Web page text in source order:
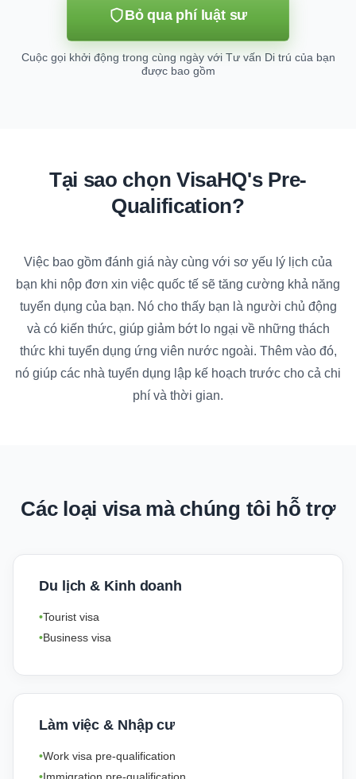
Bỏ qua phí luật sư
Cuộc gọi khởi động trong cùng ngày với Tư vấn Di trú của bạn
được bao gồm
Tại sao chọn VisaHQ's Pre-
Qualification?
Việc bao gồm đánh giá này cùng với sơ yếu lý lịch của
bạn khi nộp đơn xin việc quốc tế sẽ tăng cường khả năng
tuyển dụng của bạn. Nó cho thấy bạn là người chủ động
và có kiến thức, giúp giảm bớt lo ngại về những thách
thức khi tuyển dụng ứng viên nước ngoài. Thêm vào đó,
nó giúp các nhà tuyển dụng lập kế hoạch trước cho cả chi
phí và thời gian.
Các loại visa mà chúng tôi hỗ trợ
Du lịch & Kinh doanh
Tourist visa
Business visa
Làm việc & Nhập cư
Work visa pre-qualification